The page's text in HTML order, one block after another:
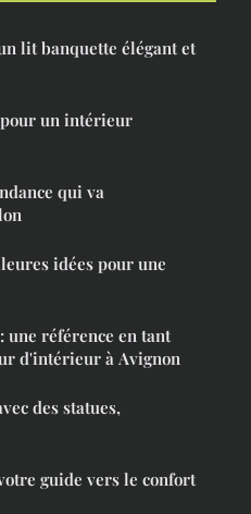
lit banquette élégant et
pour un intérieur
qui va
idées pour une
une référence en tant
d'intérieur à Avignon
des statues,
guide vers le confort